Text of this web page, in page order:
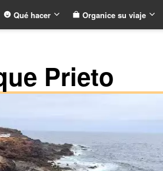
Qué hacer Organice su viaje
Prieto